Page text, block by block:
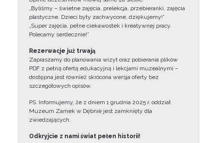
„Byliśmy – świetne zajęcia, prelekcja, przebieranki, zajęcia
plastyczne. Dzieci były zachwycone, dziękujemy!”
„Super zajęcia, pełne ciekawostek i kreatywnej pracy.
Polecamy serdecznie!”
Rezerwacje już trwają
Zapraszamy do planowania wizyt oraz pobierania plików
PDF z pełną ofertą edukacyjną i lekcjami muzealnymi –
dostępna jest również skrócona wersja oferty bez
szczegółowych opisów.
PS. Informujemy, że z dniem 1 grudnia 2025 r. oddział
Muzeum Zamek w Dębnie jest zamknięty dla
zwiedzających.
Odkryjcie z nami świat pełen historii!